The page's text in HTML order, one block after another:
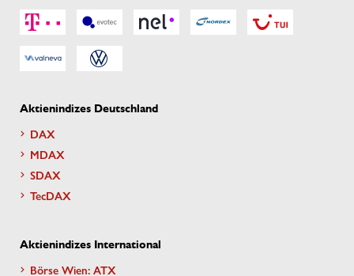
Aktienindizes Deutschland
DAX
MDAX
SDAX
TecDAX
Aktienindizes International
Börse Wien: ATX